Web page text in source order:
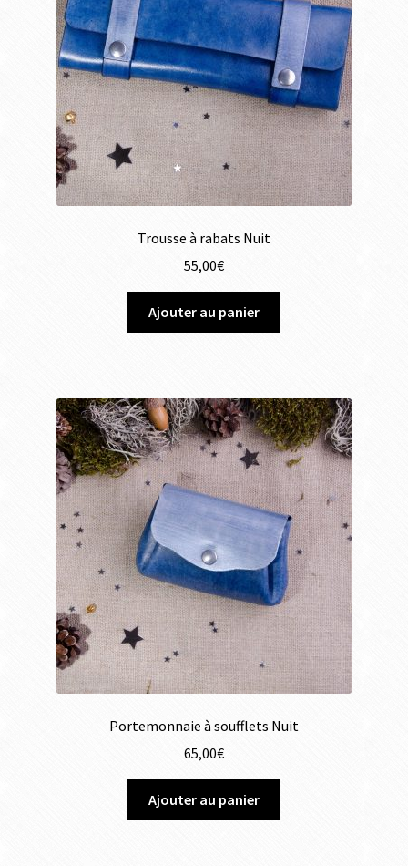
Trousse à rabats Nuit
55,00€
Ajouter au panier
Portemonnaie à soufflets Nuit
65,00€
Ajouter au panier